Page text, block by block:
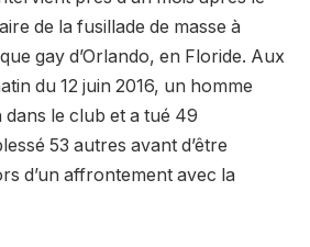
de la fusillade de masse à
gay d’Orlando, en Floride. Aux
du 12 juin 2016, un homme
le club et a tué 49
53 autres avant d’être
d’un affrontement avec la